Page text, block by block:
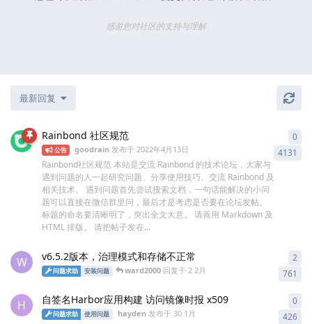
感谢您对社区的支持与理解
最新回复
Rainbond 社区规范
公告 goodrain 发布于2022年4月13日
4131
Rainbond社区规范 本站是交流 Rainbond 的技术论坛，大家与
遇到问题的人一起研究问题、分享使用技巧、交流 Rainbond 及
相关技术。 遇到问题首先尝试搜索文档，一句话能解决的小问
题可以直接在微信群里问，最后才是考虑是否要在论坛发帖。
标题的命名要清晰明了，突出全文大意。 请善用 Markdown 及
HTML 排版。 请把帖子发在...
0
W v6.5.2版本，治理模式和存储不正常
问题求助 安装问题 ward2000回复于 2 2月 761
2
H 自签名Harbor应用构建 访问镜像时报 x509
问题求助 使用问题 hayden发布于 30 1月 426
0